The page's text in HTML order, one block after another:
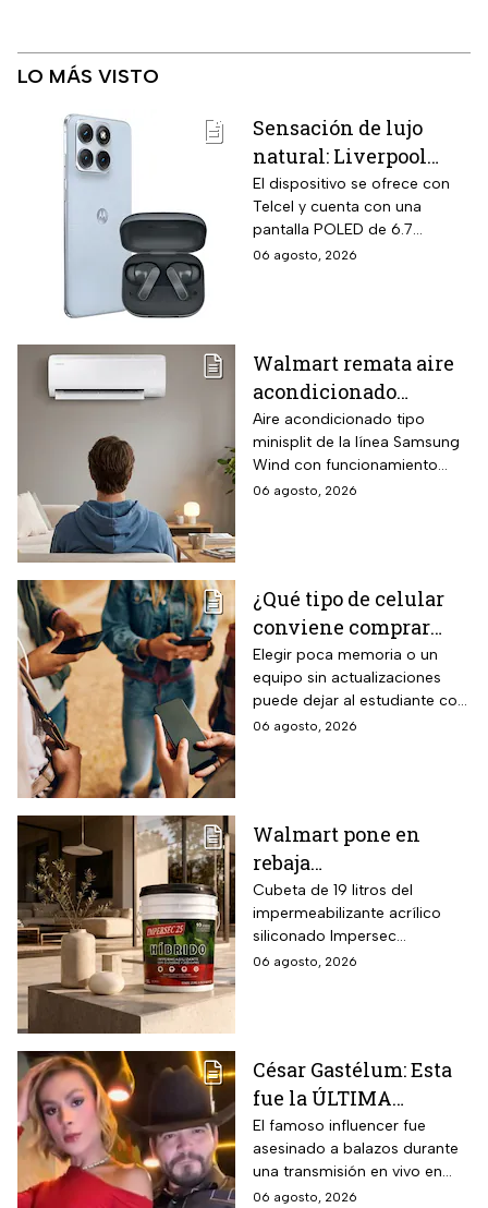
LO MÁS VISTO
Sensación de lujo
natural: Liverpool
remata el Motorola
Edge 70 Fusion de
256GB de
almacenamiento,
El dispositivo se ofrece con
Telcel y cuenta con una
pantalla POLED de 6.7
pulgadas y funciones
06 agosto, 2026
Walmart remata aire
acondicionado
Samsung Wind
Inverter frío y calor 1
tonelada con WiFi y
$3,500 de descuento
Aire acondicionado tipo
minisplit de la línea Samsung
Wind con funcionamiento
bidireccional frío y calor
capacidad de gestión
mediante inteligencia artificial
con modo AI Auto Cooling
que ajusta automáticamente
el rendimiento según
06 agosto, 2026
¿Qué tipo de celular
conviene comprar
para el regreso a
clases? La guía según
el nivel escolar
Elegir poca memoria o un
equipo sin actualizaciones
puede dejar al estudiante con
un celular lento e
06 agosto, 2026
Walmart pone en
rebaja
impermeabilizante
ecológico Impersec 10
años con caucho
reciclado de 19 litros
Cubeta de 19 litros del
impermeabilizante acrílico
siliconado Impersec
formulado con hasta 60 por
térmicas frente al frío y calor,
reducción del paso de ruidos
exteriores y aplicación directa
mediante cepillo de ixtle sin
necesidad de tela de refuerzo
06 agosto, 2026
César Gastélum: Esta
fue la ÚLTIMA
publicación del
influencer en redes
sociales: “La cita
El famoso influencer fue
asesinado a balazos durante
una transmisión en vivo en
calles del municipio de
06 agosto, 2026